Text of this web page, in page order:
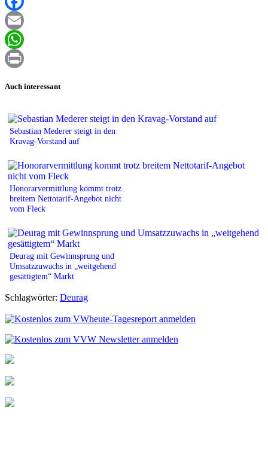
Facebook
Email
WhatsApp
Auch interessant
Sebastian Mederer steigt in den
Kravag-Vorstand auf
Honorarvermittlung kommt trotz
breitem Nettotarif-Angebot nicht
vom Fleck
Deurag mit Gewinnsprung und
Umsatzzuwachs in „weitgehend
gesättigtem“ Markt
Schlagwörter: Deurag